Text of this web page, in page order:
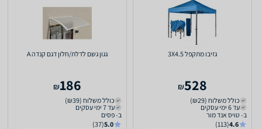
גזיבו מתקפל 3X4.5
528
₪
כולל משלוח (₪29)
עד 6 ימי עסקים
ב- טויס אנד מור
4.6
(113)
גגון גשם לדלת/חלון דגם קנדה A
186
₪
כולל משלוח (₪39)
עד 7 ימי עסקים
ב- פסים
5.0
(37)